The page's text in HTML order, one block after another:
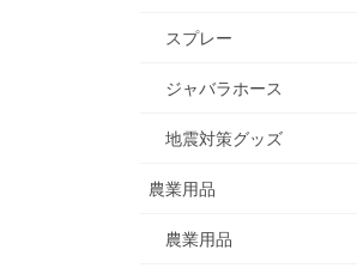
スプレー
ジャバラホース
地震対策グッズ
農業用品
農業用品